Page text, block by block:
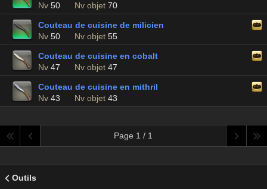
Nv 50 Nv objet 70
Couteau de cuisine de milicien
Nv 50 Nv objet 55
Couteau de cuisine en cobalt
Nv 47 Nv objet 47
Couteau de cuisine en mithril
Nv 43 Nv objet 43
Page 1 / 1
Outils